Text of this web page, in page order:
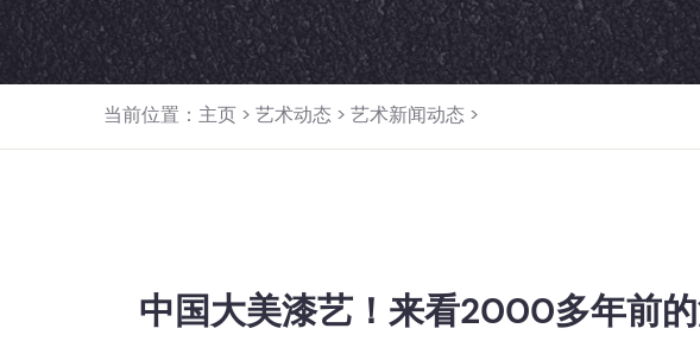
当前位置： 主页 > 艺术动态 > 艺术新闻动态 >
中国大美漆艺！来看2000多年前